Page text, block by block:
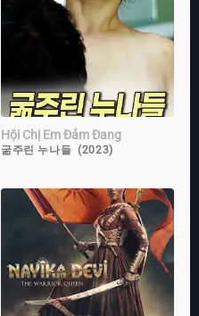
Hội Chị Em Đảm Đang
굶주린 누나들 (2023)